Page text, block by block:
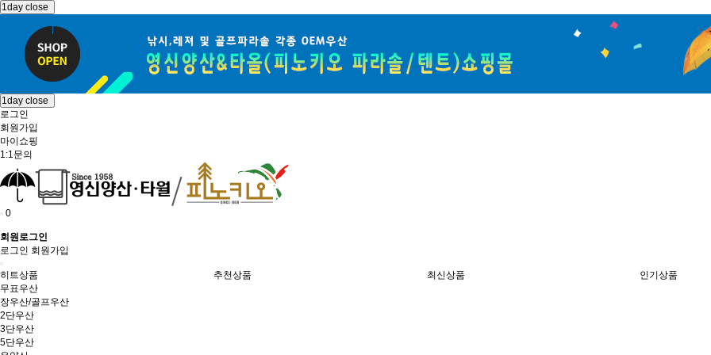
1day close
1day close
로그인
회원가입
마이쇼핑
1:1문의
0
회원로그인
로그인 회원가입
히트상품 추천상품 최신상품
인기상품
무표우산
장우산/골프우산
2단우산
3단우산
5단우산